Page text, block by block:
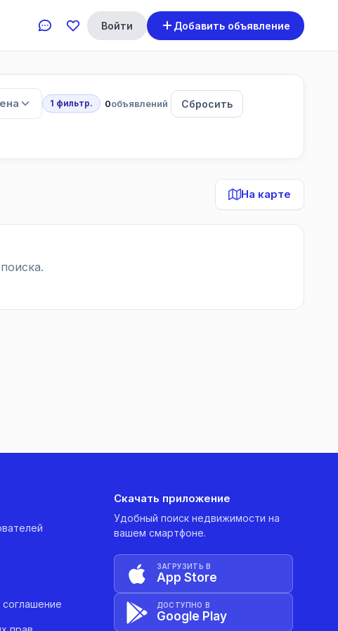
Войти Добавить объявление
1 фильтр. 0объявлений Сбросить
На карте
Скачать приложение
Удобный поиск недвижимости на
вашем смартфоне.
ЗАГРУЗИТЬ В
App Store
ДОСТУПНО В
Google Play